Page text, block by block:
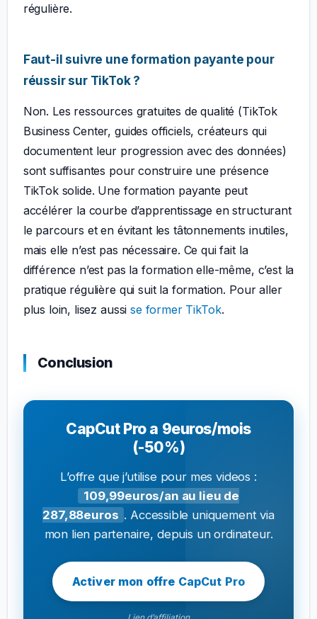
régulière.
Faut-il suivre une formation payante pour
réussir sur TikTok ?
Non. Les ressources gratuites de qualité (TikTok
Business Center, guides officiels, créateurs qui
documentent leur progression avec des données)
sont suffisantes pour construire une présence
TikTok solide. Une formation payante peut
accélérer la courbe d’apprentissage en structurant
le parcours et en évitant les tâtonnements inutiles,
mais elle n’est pas nécessaire. Ce qui fait la
différence n’est pas la formation elle-même, c’est la
pratique régulière qui suit la formation. Pour aller
plus loin, lisez aussise former TikTok.
Conclusion
CapCut Pro a 9euros/mois
(-50%)
L’offre que j’utilise pour mes videos :
109,99euros/an au lieu de
287,88euros . Accessible uniquement via
mon lien partenaire, depuis un ordinateur.
Activer mon offre CapCut Pro